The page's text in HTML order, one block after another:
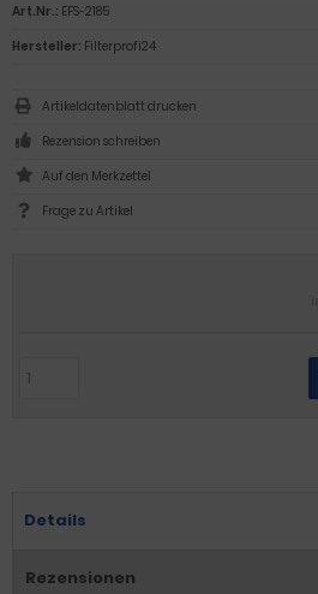
Art.Nr.: EFS-2185
Hersteller: Filterprofi24
Artikeldatenblatt drucken
Rezension schreiben
Frage zu Artikel
Details
Rezensionen